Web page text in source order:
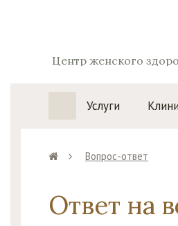
Центр женского
Услуги
Вопрос-ответ
Ответ на